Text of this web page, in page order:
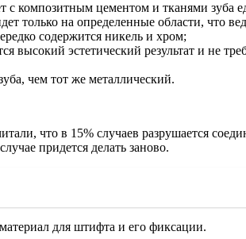
с композитным цементом и тканями зуба
только на определенные области, что
содержится никель и хром;
эстетический результат и не
чем тот же металлический.
что в 15% случаев разрушается
придется делать заново.
для штифта и его фиксации.